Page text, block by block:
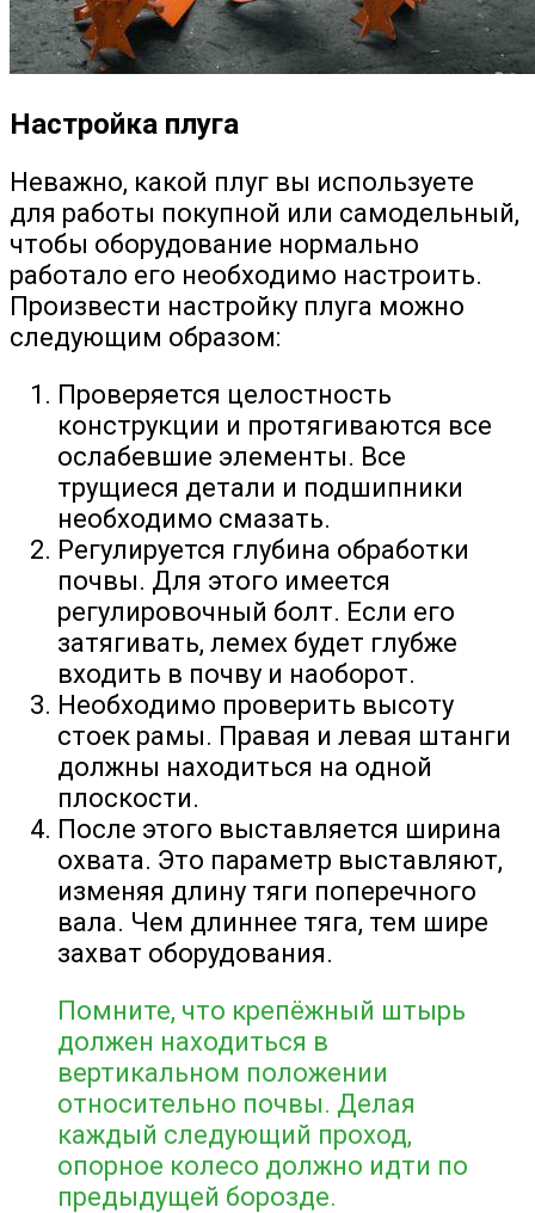
Настройка плуга
Неважно, какой плуг вы используете
для работы покупной или самодельный,
чтобы оборудование нормально
работало его необходимо настроить.
Произвести настройку плуга можно
следующим образом:
Проверяется целостность
конструкции и протягиваются все
ослабевшие элементы. Все
трущиеся детали и подшипники
необходимо смазать.
Регулируется глубина обработки
почвы. Для этого имеется
регулировочный болт. Если его
затягивать, лемех будет глубже
входить в почву и наоборот.
Необходимо проверить высоту
стоек рамы. Правая и левая штанги
должны находиться на одной
плоскости.
После этого выставляется ширина
охвата. Это параметр выставляют,
изменяя длину тяги поперечного
вала. Чем длиннее тяга, тем шире
захват оборудования.
Помните, что крепёжный штырь
должен находиться в
вертикальном положении
относительно почвы. Делая
каждый следующий проход,
опорное колесо должно идти по
предыдущей борозде.